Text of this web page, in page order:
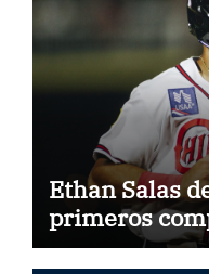
Ethan Salas
primeros